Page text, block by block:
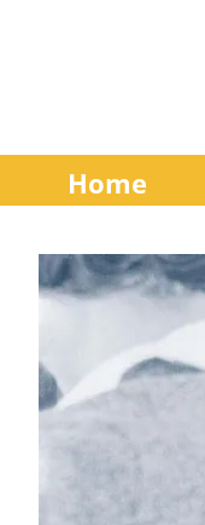
Home